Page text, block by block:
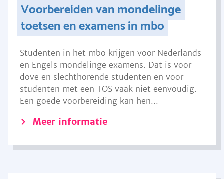
Voorbereiden van mondelinge
toetsen en examens in mbo
Studenten in het mbo krijgen voor Nederlands
en Engels mondelinge examens. Dat is voor
dove en slechthorende studenten en voor
studenten met een TOS vaak niet eenvoudig.
Een goede voorbereiding kan hen...
Meer informatie